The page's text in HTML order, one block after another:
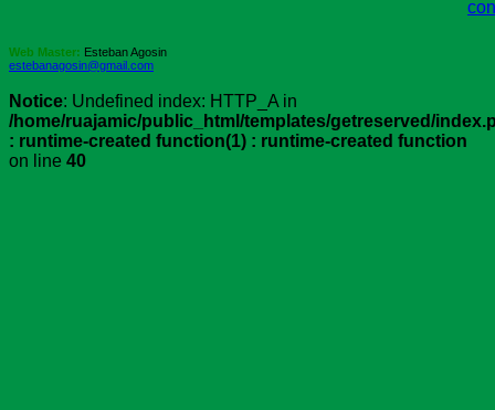
Web Master: Esteban Agosin
estebanagosin@gmail.com
Notice: Undefined index: HTTP_A in
/home/ruajamic/public_html/templates/getreserved/
: runtime-created function(1) : runtime-created function
on line 40